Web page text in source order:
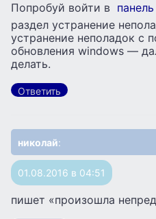
Попробуй войти в
раздел устранение
устранение неполадок с
обновления windows —
делать.
Ответить
николай:
01.08.2016 в 04:51
пишет «произошла